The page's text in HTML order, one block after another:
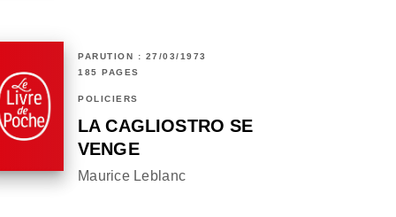
PARUTION : 27/03/1973
185 PAGES
POLICIERS
LA CAGLIOSTRO SE
VENGE
Maurice Leblanc